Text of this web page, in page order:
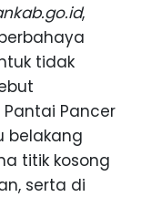
,
tidak
Pancer
belakang
titik kosong
serta di